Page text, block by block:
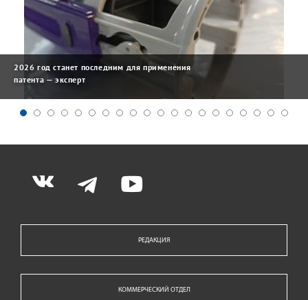
2026 год станет последним для применения
патента — эксперт
РЕДАКЦИЯ
КОММЕРЧЕСКИЙ ОТДЕЛ